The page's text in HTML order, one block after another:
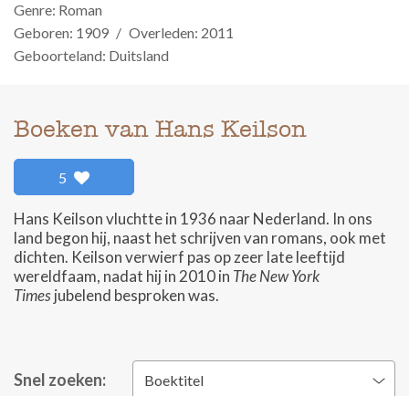
Genre: Roman
Geboren: 1909 / Overleden: 2011
Geboorteland: Duitsland
Boeken van Hans Keilson
5
Hans Keilson vluchtte in 1936 naar Nederland. In ons
land begon hij, naast het schrijven van romans, ook met
dichten. Keilson verwierf pas op zeer late leeftijd
wereldfaam, nadat hij in 2010 in The New York
Timesjubelend besproken was.
Snel zoeken: Boektitel